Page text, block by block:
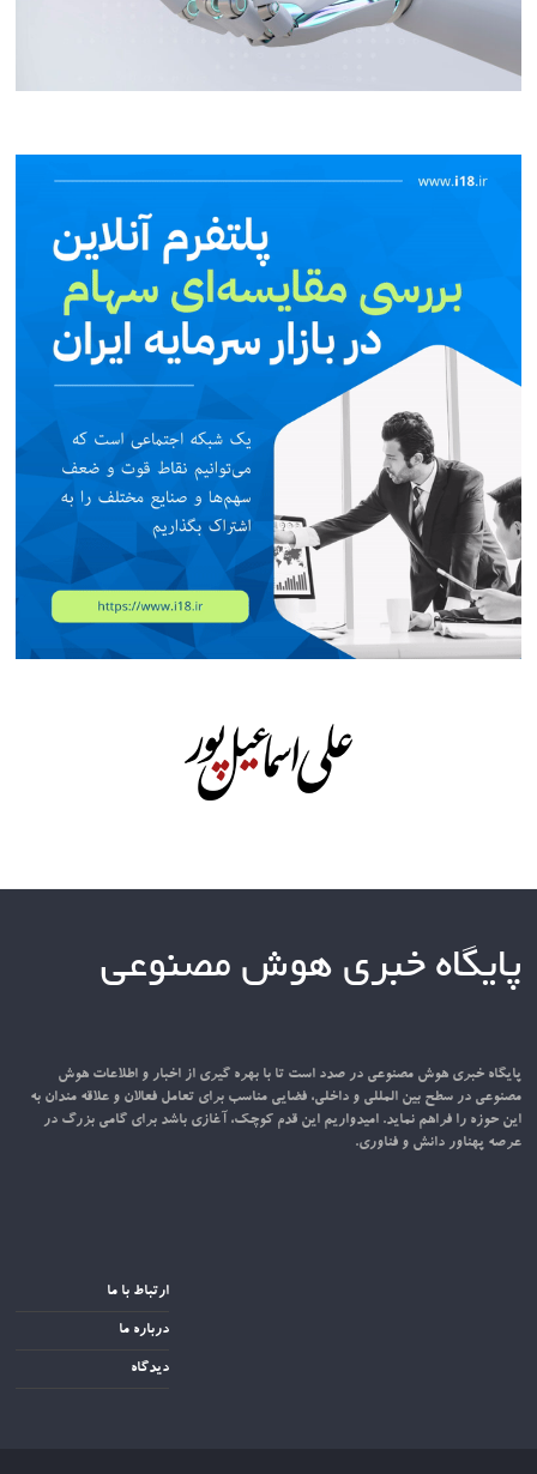
پایگاه خبری هوش مصنوعی
پایگاه خبری هوش مصنوعی در صدد است تا با بهره گیری از اخبار و اطلاعات هوش
مصنوعی در سطح بین المللی و داخلی، فضایی مناسب برای تعامل فعالان و علاقه مندان به
این حوزه را فراهم نماید. امیدواریم این قدم کوچک، آغازی باشد برای گامی بزرگ در
عرصه پهناور دانش و فناوری.
ارتباط با ما
درباره ما
دیدگاه